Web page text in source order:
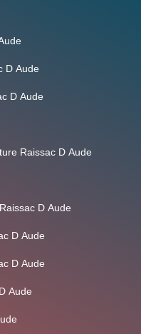
D Aude
D Aude
Raissac D Aude
D Aude
D Aude
D Aude
Aude